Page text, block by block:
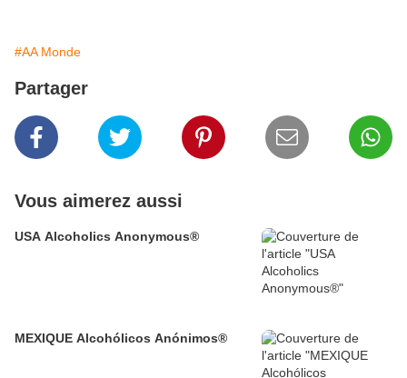
#AA Monde
Partager
Vous aimerez aussi
USA Alcoholics Anonymous®
MEXIQUE Alcohólicos Anónimos®